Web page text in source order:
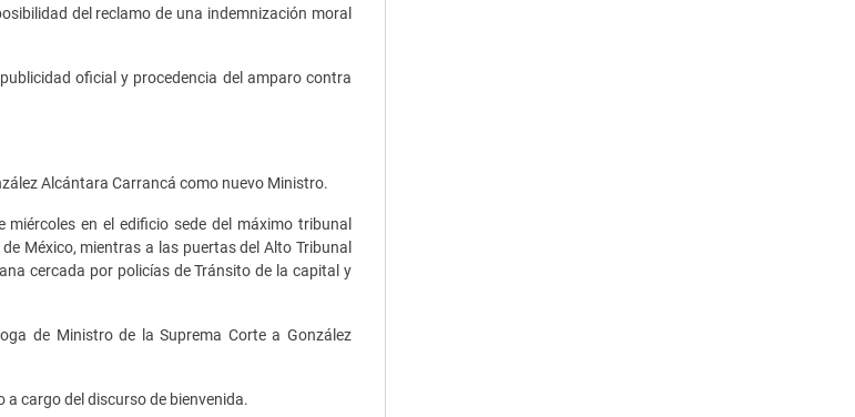
del reclamo de una indemnización moral
oficial y procedencia del amparo contra
Alcántara Carrancá como nuevo Ministro.
en el edificio sede del máximo tribunal
México, mientras a las puertas del Alto Tribunal
cercada por policías de Tránsito de la capital y
de Ministro de la Suprema Corte a González
a cargo del discurso de bienvenida.